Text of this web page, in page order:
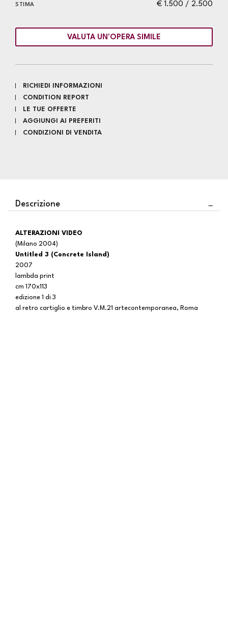
€ 1.500 / 2.500
STIMA
VALUTA UN'OPERA SIMILE
RICHIEDI INFORMAZIONI
CONDITION REPORT
LE TUE OFFERTE
AGGIUNGI AI PREFERITI
CONDIZIONI DI VENDITA
Descrizione
ALTERAZIONI VIDEO
(Milano 2004)
Untitled 3 (Concrete Island)
2007
lambda print
cm 170x113
edizione 1 di 3
al retro cartiglio e timbro V.M.21 artecontemporanea, Roma